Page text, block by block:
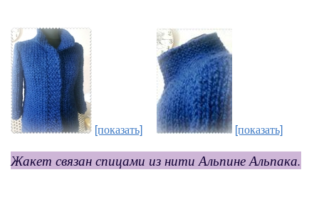
[показать] [показать]
Жакет связан спицами из нити Альпине Альпака.